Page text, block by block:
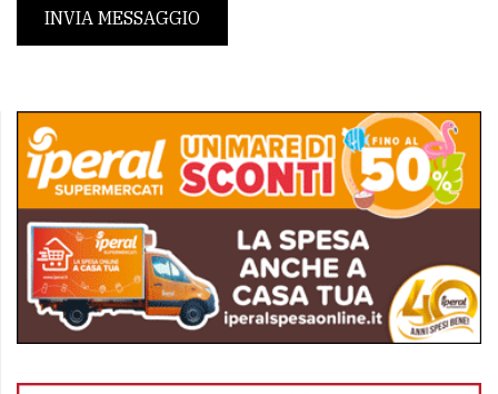
INVIA MESSAGGIO